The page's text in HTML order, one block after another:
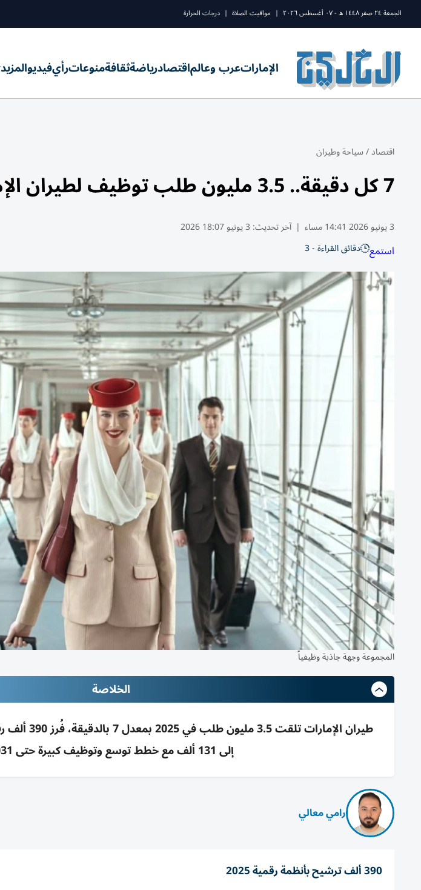
الجمعة ٢٤ صفر ١٤٤٨ ه - ٠٧ أغسطس ٢٠٢٦ | مواقيت الصلاة | درجات الحرارة
الإماراتعرب وعالماقتصادرياضةثقافةمنوعاترأيفيديوالمزيد
اقتصاد/سياحة وطيران
7 كل دقيقة.. 3.5 مليون طلب توظيف لطيران الإمارات في عام
3 يونيو 2026 14:41 مساء | آخر تحديث: 3 يونيو 18:07 2026
استمع دقائق القراءة - 3
المجموعة وجهة جاذبة وظيفياً
الخلاصة
إلى 131 ألف مع خطط توسع وتوظيف كبيرة حتى 2031
رامي معالي
390 ألف ترشيح بأنظمة رقمية 2025